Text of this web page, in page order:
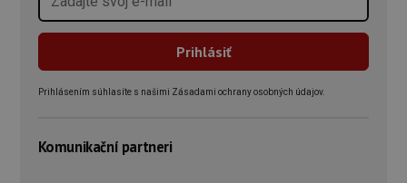
Prihlásením súhlasíte s našimi Zásadami ochrany osobných údajov.
Komunikační partneri